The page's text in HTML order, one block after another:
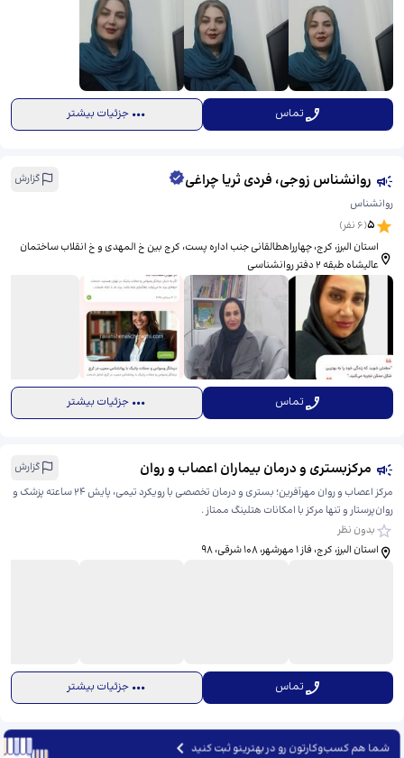
تماس جزئیات بیشتر
روانشناس زوجی، فردی ثریا چراغی
گزارش
روانشناس
5
(
6 نفر)
استان البرز، کرج، چهارراهطالقانی جنب اداره پست، ​کرج بین خ المهدی و خ انقلاب ساختمان
عالیشاه طبقه ۲ دفتر روانشناسی
تماس جزئیات بیشتر
مرکزبستری و درمان بیماران اعصاب و روان
گزارش
مرکز اعصاب و روان مهرآفرین؛ بستری و درمان تخصصی با رویکرد تیمی، پایش ۲۴ ساعته پزشک و
روان‌پرستار و تنها مرکز با امکانات هتلینگ ممتاز .
بدون نظر
استان البرز، کرج، فاز ۱ مهرشهر، ۱۰۸ شرقی، ​98
تماس جزئیات بیشتر
شما هم کسب‌وکارتون رو در بهترینو ثبت کنید